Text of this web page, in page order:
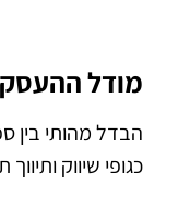
מודל
הבדל מהותי בין
כגופי שיווק